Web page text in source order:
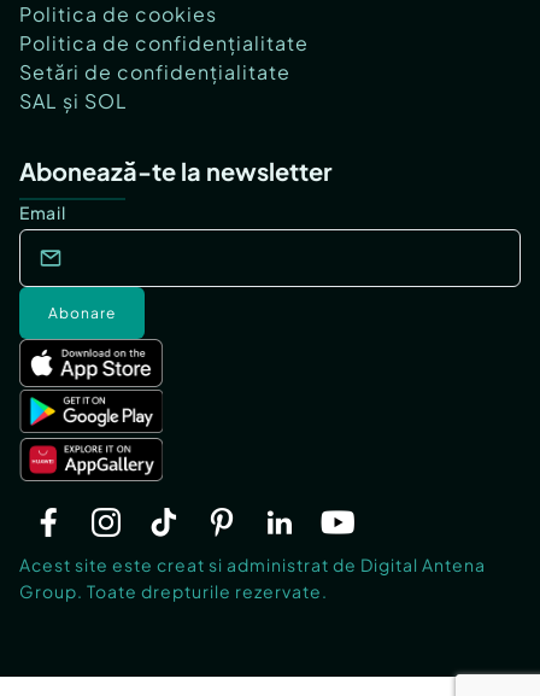
Politica de cookies
Politica de confidențialitate
Setări de confidențialitate
SAL și SOL
Abonează-te la newsletter
Email
Abonare
Acest site este creat si administrat de Digital Antena
Group. Toate drepturile rezervate.